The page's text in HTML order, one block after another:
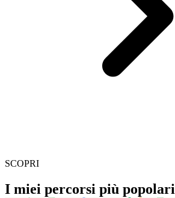
SCOPRI
I miei percorsi più popolari